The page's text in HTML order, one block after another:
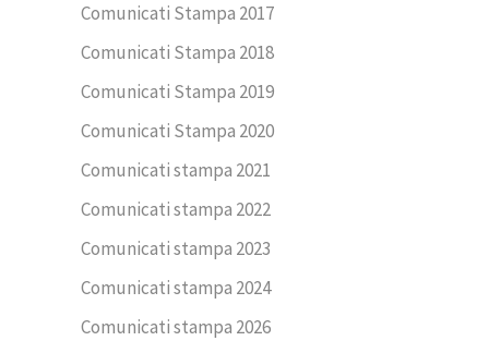
Comunicati Stampa 2017
Comunicati Stampa 2018
Comunicati Stampa 2019
Comunicati Stampa 2020
Comunicati stampa 2021
Comunicati stampa 2022
Comunicati stampa 2023
Comunicati stampa 2024
Comunicati stampa 2026